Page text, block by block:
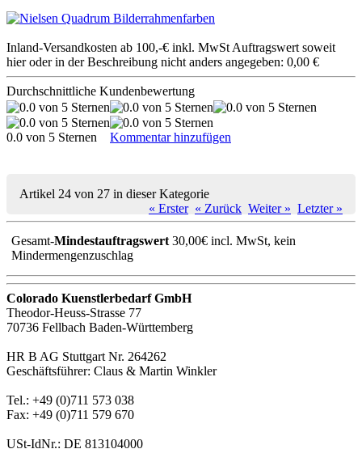
Inland-Versandkosten ab 100,-€ inkl. MwSt Auftragswert soweit
hier oder in der Beschreibung nicht anders angegeben: 0,00 €
Durchschnittliche Kundenbewertung
0.0 von 5 Sternen Kommentar hinzufügen
Artikel 24 von 27 in dieser Kategorie
« Erster « Zurück Weiter » Letzter »
Gesamt-Mindestauftragswert30,00€ incl. MwSt, kein
Mindermengenzuschlag
Colorado Kuenstlerbedarf GmbH
Theodor-Heuss-Strasse 77
70736 Fellbach Baden-Württemberg
HR B AG Stuttgart Nr. 264262
Geschäftsführer: Claus & Martin Winkler
Tel.: +49 (0)711 573 038
Fax: +49 (0)711 579 670
USt-IdNr.: DE 813104000